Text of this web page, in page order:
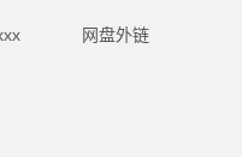
网盘外链